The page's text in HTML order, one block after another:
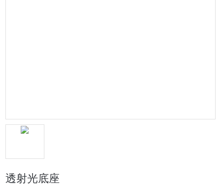
透射光底座